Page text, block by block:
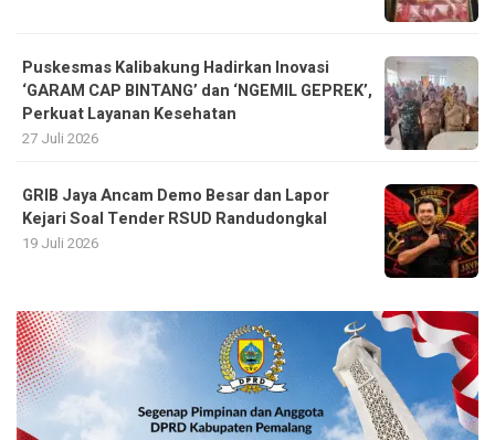
Puskesmas Kalibakung Hadirkan Inovasi
‘GARAM CAP BINTANG’ dan ‘NGEMIL GEPREK’,
Perkuat Layanan Kesehatan
27 Juli 2026
GRIB Jaya Ancam Demo Besar dan Lapor
Kejari Soal Tender RSUD Randudongkal
19 Juli 2026